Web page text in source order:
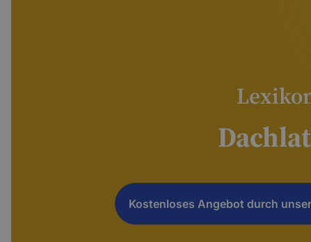
Kostenloses Angebot durch